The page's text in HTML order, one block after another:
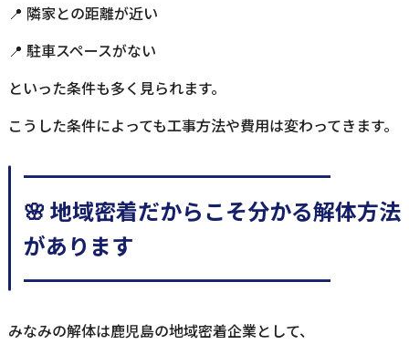
📍 隣家との距離が近い
📍 駐車スペースがない
といった条件も多く見られます。
こうした条件によっても工事方法や費用は変わってきます。
━━━━━━━━━━━━━━
🌸 地域密着だからこそ分かる解体方法
があります
━━━━━━━━━━━━━━
みなみの解体は鹿児島の地域密着企業として、